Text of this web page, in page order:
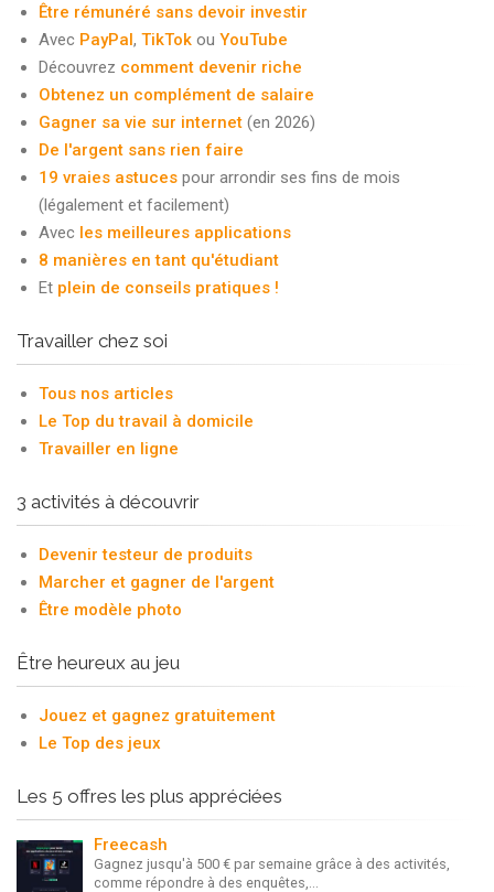
Être rémunéré sans devoir investir
Avec PayPal, TikTok ou YouTube
Découvrez comment devenir riche
Obtenez un complément de salaire
Gagner sa vie sur internet (en 2026)
De l'argent sans rien faire
19 vraies astuces pour arrondir ses fins de mois
(légalement et facilement)
Avec les meilleures applications
8 manières en tant qu'étudiant
Et plein de conseils pratiques !
Travailler chez soi
Tous nos articles
Le Top du travail à domicile
Travailler en ligne
3 activités à découvrir
Devenir testeur de produits
Marcher et gagner de l'argent
Être modèle photo
Être heureux au jeu
Jouez et gagnez gratuitement
Le Top des jeux
Les 5 offres les plus appréciées
Freecash
Gagnez jusqu'à 500 € par semaine grâce à des activités,
comme répondre à des enquêtes,...